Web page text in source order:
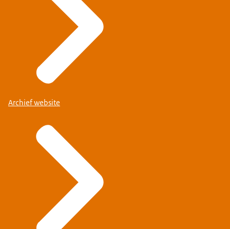
Archief website